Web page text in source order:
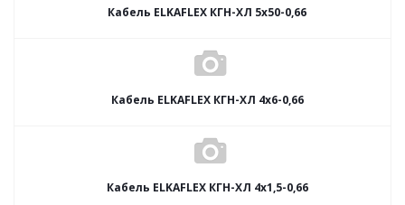
Кабель ELKAFLEX КГН-ХЛ 5x50-0,66
Кабель ELKAFLEX КГН-ХЛ 4x6-0,66
Кабель ELKAFLEX КГН-ХЛ 4x1,5-0,66